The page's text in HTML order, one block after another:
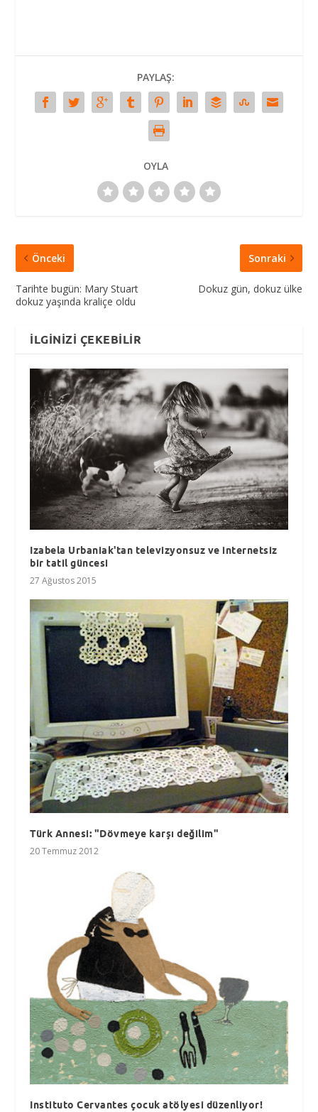
PAYLAŞ:
OYLA
Önceki
Tarihte bugün: Mary Stuart
dokuz yaşında kraliçe oldu
Sonraki
Dokuz gün, dokuz ülke
İLGINIZI ÇEKEBILIR
Izabela Urbaniak'tan televizyonsuz ve internetsiz
bir tatil güncesi
27 Ağustos 2015
Türk Annesi: "Dövmeye karşı değilim"
20 Temmuz 2012
Instituto Cervantes çocuk atölyesi düzenliyor!